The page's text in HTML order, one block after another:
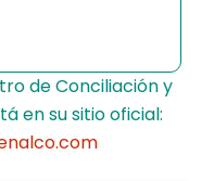
de Conciliación y
en su sitio oficial: